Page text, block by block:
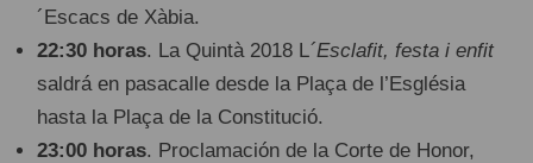
´Escacs de Xàbia.
22:30 horas. La Quintà 2018 L´Esclafit, festa i enfit
saldrá en pasacalle desde la Plaça de l’Església
hasta la Plaça de la Constitució.
23:00 horas. Proclamación de la Corte de Honor,